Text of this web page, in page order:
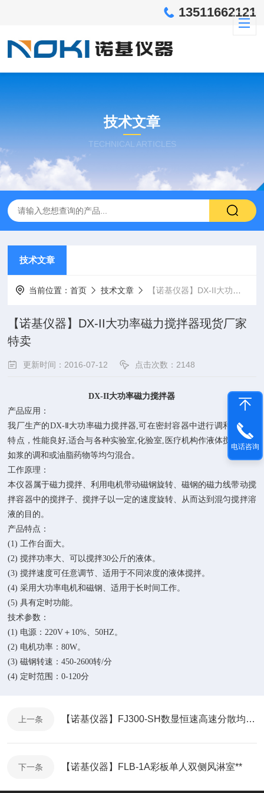
13511662121
技术文章
TECHNICAL ARTICLES
技术文章
当前位置：首页 技术文章 【诺基仪器】DX-II大功率磁力搅拌器现货厂家特卖
【诺基仪器】DX-II大功率磁力搅拌器现货厂家
特卖
更新时间：2016-07-12 点击次数：2148
DX-II大功率磁力搅拌器
产品应用：
我厂生产的DX-Ⅱ大功率磁力搅拌器,可在密封容器中进行调和混匀等
特点，性能良好,适合与各种实验室,化验室,医疗机构作液体搅拌用，
如浆的调和或油脂药物等均匀混合。
工作原理：
本仪器属于磁力搅拌、利用电机带动磁钢旋转、磁钢的磁力线带动搅
拌容器中的搅拌子、搅拌子以一定的速度旋转、从而达到混匀搅拌溶
液的目的。
产品特点：
(1) 工作台面大。
(2) 搅拌功率大、可以搅拌30公斤的液体。
(3) 搅拌速度可任意调节、适用于不同浓度的液体搅拌。
(4) 采用大功率电机和磁钢、适用于长时间工作。
(5) 具有定时功能。
技术参数：
(1) 电源：220V＋10%、50HZ。
(2) 电机功率：80W。
(3) 磁钢转速：450-2600转/分
(4) 定时范围：0-120分
上一条 【诺基仪器】FJ300-SH数显恒速高速分散均质机厂家*
下一条 【诺基仪器】FLB-1A彩板单人双侧风淋室**
电话咨询